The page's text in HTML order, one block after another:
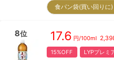
食パン袋(買い回り
8位 17.6 円/100ml
15%OFF LYPプレミ